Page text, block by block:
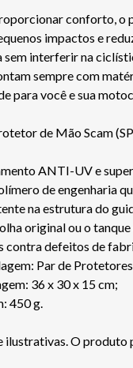
conforto, o
impactos e
interferir na
sempre com
para você e sua
de Mão Scam
ANTI-UV e
de engenharia
na estrutura do
original ou o
contra defeitos de
Par de
36 x 30 x 15 cm;
450 g.
ilustrativas. O produto